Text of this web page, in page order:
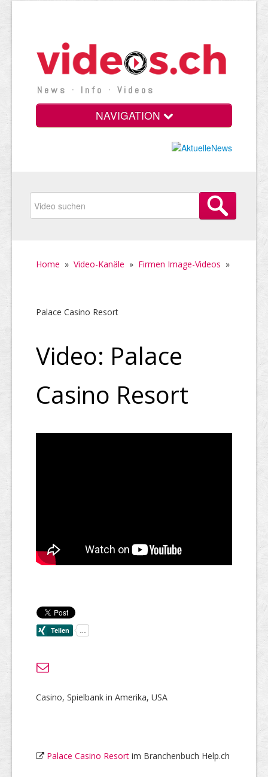
News · Info · Videos
NAVIGATION
Home » Video-Kanäle » Firmen Image-Videos »
Palace Casino Resort
Video: Palace
Casino Resort
Casino, Spielbank in Amerika, USA
Palace Casino Resort im Branchenbuch Help.ch